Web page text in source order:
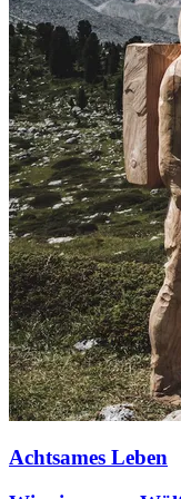
Achtsames Leben